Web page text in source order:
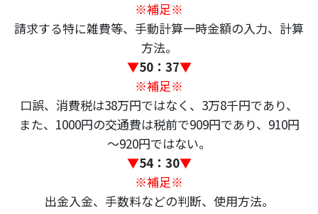
※補足※
請求する特に雑費等、手動計算一時金額の入力、計算
方法。
▼50：37▼
※補足※
口誤、消費税は38万円ではなく、3万8千円であり、
また、1000円の交通費は税前で909円であり、910円
～920円ではない。
▼54：30▼
※補足※
出金入金、手数料などの判断、使用方法。